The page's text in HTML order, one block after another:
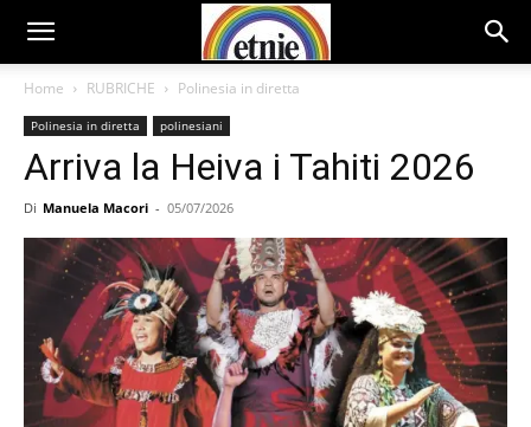
Home RUBRICHE Polinesia in diretta
Polinesia in diretta polinesiani
Arriva la Heiva i Tahiti 2026
Di Manuela Macori - 05/07/2026